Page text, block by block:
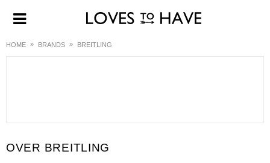
HOME BRANDS BREITLING
BREITLING